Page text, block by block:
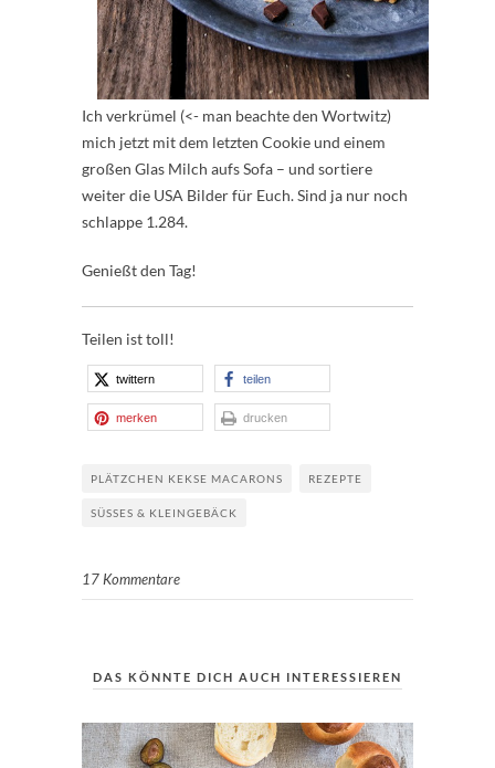
Ich verkrümel (<- man beachte den Wortwitz)
mich jetzt mit dem letzten Cookie und einem
großen Glas Milch aufs Sofa – und sortiere
weiter die USA Bilder für Euch. Sind ja nur noch
schlappe 1.284.
Genießt den Tag!
Teilen ist toll!
twittern teilen
merken drucken
PLÄTZCHEN KEKSE MACARONS REZEPTE
SÜSSES & KLEINGEBÄCK
17 Kommentare
DAS KÖNNTE DICH AUCH INTERESSIEREN